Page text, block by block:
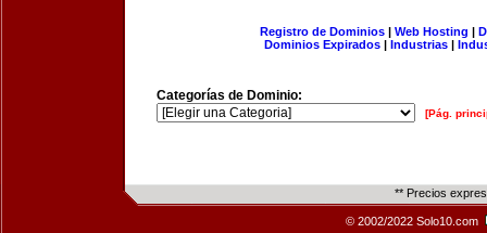
Registro de Dominios| Web Hosting |
Dominios Expirados | Industrias |
Categorías de Dominio:
[Pág.
** Precios
© 2002/2022 Solo10.com